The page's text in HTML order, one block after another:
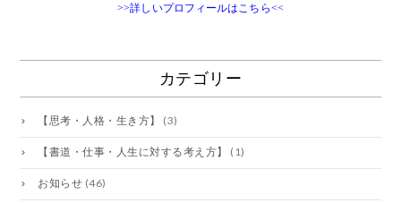
>>詳しいプロフィールはこちら<<
カテゴリー
【思考・人格・生き方】 (3)
【書道・仕事・人生に対する考え方】 (1)
お知らせ (46)